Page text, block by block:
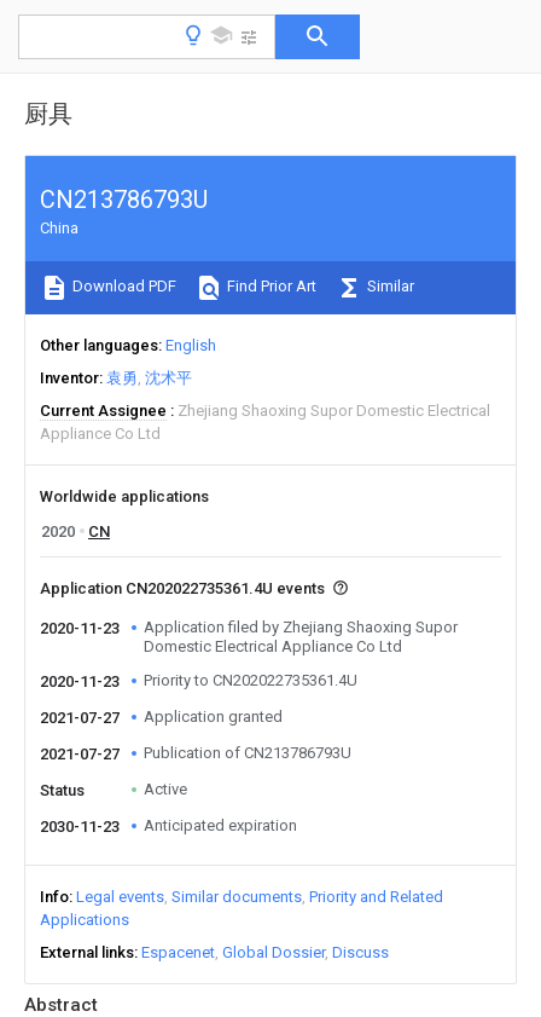
厨具
Abstract
CN213786793U
China
Download PDF Find Prior Art Similar
Other languages English
Inventor 袁勇 沈术平
Current Assignee
Zhejiang Shaoxing Supor Domestic Electrical
Appliance Co Ltd
Worldwide applications
2020
CN
Application CN202022735361.4U events
2020-11-23
Application filed by Zhejiang Shaoxing Supor
Domestic Electrical Appliance Co Ltd
2020-11-23
Priority to CN202022735361.4U
2021-07-27 Application granted
2021-07-27 Publication of CN213786793U
Status Active
2030-11-23 Anticipated expiration
Info Legal events Similar documents Priority and Related
Applications
External links Espacenet Global Dossier Discuss